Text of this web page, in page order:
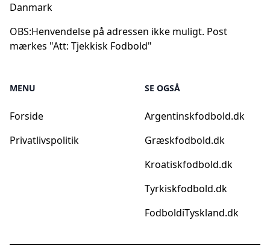
Danmark
OBS:Henvendelse på adressen ikke muligt. Post
mærkes "Att: Tjekkisk Fodbold"
MENU
Forside
Privatlivspolitik
SE OGSÅ
Argentinskfodbold.dk
Græskfodbold.dk
Kroatiskfodbold.dk
Tyrkiskfodbold.dk
FodboldiTyskland.dk